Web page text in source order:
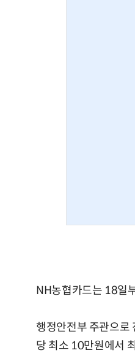
NH농협카드는 18일
행정안전부 주관으로
당 최소 10만원에서